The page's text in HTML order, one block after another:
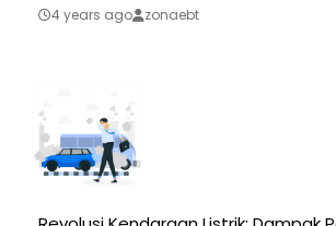
4 years ago zonaebt